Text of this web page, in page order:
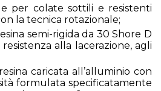
per colate sottili e resistenti
la tecnica rotazionale;
semi-rigida da 30 Shore D
alla lacerazione, agli
caricata all’alluminio con
formulata specificatamente